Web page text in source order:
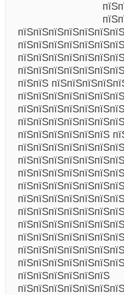
пїЅпїЅ
пїЅпїЅпїЅпїЅпїЅпїЅ
пїЅпїЅпїЅпїЅпїЅпїЅ